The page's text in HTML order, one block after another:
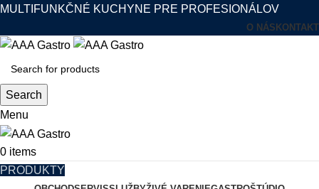
MULTIFUNKČNÉ KUCHYNE PRE PROFESIONÁLOV
O NÁS KONTAKT
Search
Menu
0 items
PRODUKTY